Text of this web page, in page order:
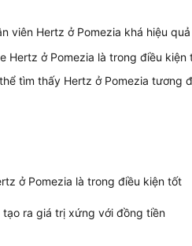
viên Hertz ở Pomezia khá hiệu quả
Hertz ở Pomezia là trong điều kiện
tìm thấy Hertz ở Pomezia tương
ở Pomezia là trong điều kiện tốt
ra giá trị xứng với đồng tiền